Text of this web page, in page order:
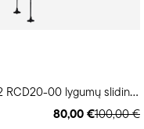
S
WIX DYNAMIC D2 RCD20-00 lygumų slidinėjimo lazdos
100,00 €
80,00 €